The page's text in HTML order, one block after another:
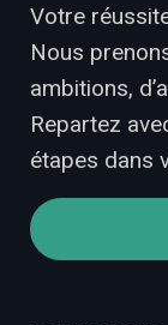
Votre
Nous
ambitions,
Repartez
étapes dans